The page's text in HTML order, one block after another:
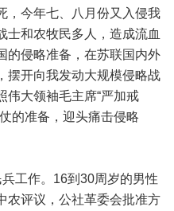
，今年七、八月份又入侵我
士和农牧民多人，造成流血
的侵略准备，在苏联国内外
摆开向我发动大规模侵略战
伟大领袖毛主席“严加戒
的准备，迎头痛击侵略
工作。16到30周岁的男性
农评议，公社革委会批准方